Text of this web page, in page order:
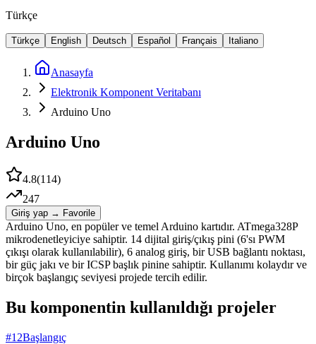
Türkçe
Türkçe English Deutsch Español Français Italiano
Anasayfa
Elektronik Komponent Veritabanı
Arduino Uno
Arduino Uno
4.8(114)
247
Giriş yap → Favorile
Arduino Uno, en popüler ve temel Arduino kartıdır. ATmega328P
mikrodenetleyiciye sahiptir. 14 dijital giriş/çıkış pini (6'sı PWM
çıkışı olarak kullanılabilir), 6 analog giriş, bir USB bağlantı noktası,
bir güç jakı ve bir ICSP başlık pinine sahiptir. Kullanımı kolaydır ve
birçok başlangıç seviyesi projede tercih edilir.
Bu komponentin kullanıldığı projeler
#12Başlangıç